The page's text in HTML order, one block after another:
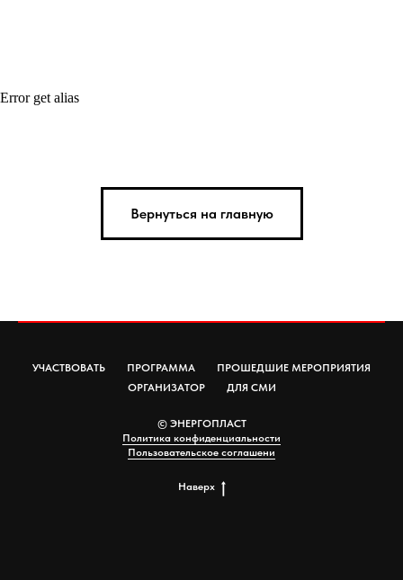
Error get alias
Вернуться на главную
УЧАСТВОВАТЬ ПРОГРАММА
ПРОШЕДШИЕ МЕРОПРИЯТИЯ
ОРГАНИЗАТОР
ДЛЯ СМИ
© ЭНЕРГОПЛАСТ
Политика конфиденциальности
Пользовательское соглашени
Наверх